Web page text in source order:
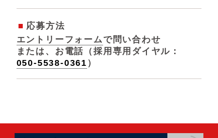
応募方法
エントリーフォーム で問い合わせ
または、お電話（採用専用ダイヤル：
050-5538-0361 ）